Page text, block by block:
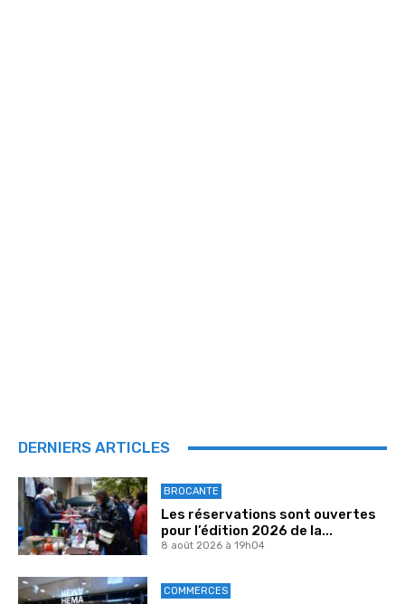
DERNIERS ARTICLES
BROCANTE
Les réservations sont ouvertes
pour l’édition 2026 de la...
8 août 2026 à 19h04
COMMERCES